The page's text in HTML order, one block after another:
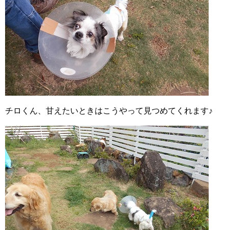
チロくん、甘えたいときはこうやって見つめてくれます♪